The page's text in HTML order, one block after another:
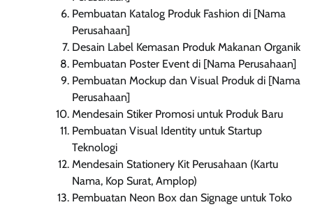
Pembuatan Katalog Produk Fashion di [Nama
Perusahaan]
Desain Label Kemasan Produk Makanan Organik
Pembuatan Poster Event di [Nama Perusahaan]
Pembuatan Mockup dan Visual Produk di [Nama
Perusahaan]
Mendesain Stiker Promosi untuk Produk Baru
Pembuatan Visual Identity untuk Startup
Teknologi
Mendesain Stationery Kit Perusahaan (Kartu
Nama, Kop Surat, Amplop)
Pembuatan Neon Box dan Signage untuk Toko